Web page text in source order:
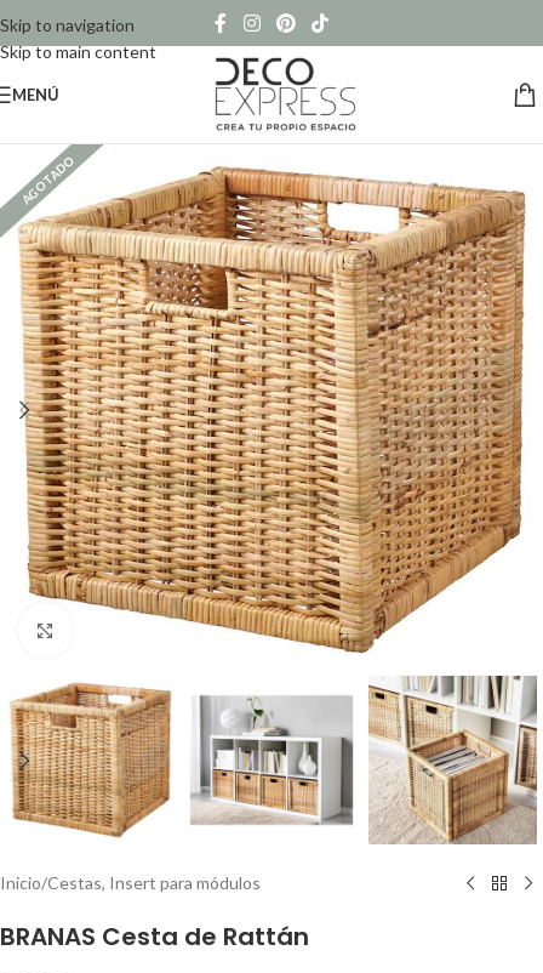
Skip to navigation
Skip to main content
MENÚ
AGOTADO
Inicio/Cestas, Insert para módulos
BRANAS Cesta de Rattán